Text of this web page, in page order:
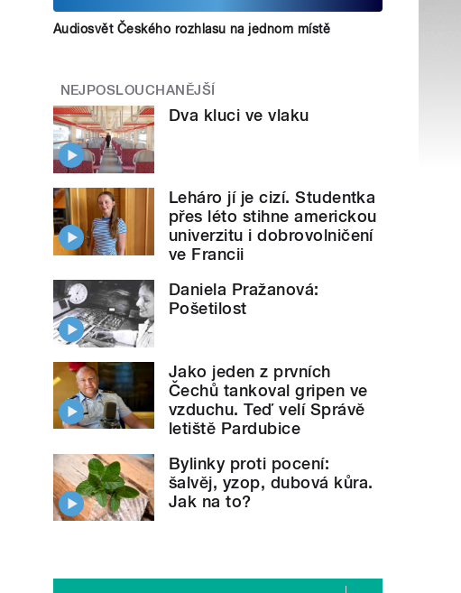
Audiosvět Českého rozhlasu na jednom místě
NEJPOSLOUCHANĚJŠÍ
Dva kluci ve vlaku
Leháro jí je cizí. Studentka
přes léto stihne americkou
univerzitu i dobrovolničení
ve Francii
Daniela Pražanová:
Pošetilost
Jako jeden z prvních
Čechů tankoval gripen ve
vzduchu. Teď velí Správě
letiště Pardubice
Bylinky proti pocení:
šalvěj, yzop, dubová kůra.
Jak na to?